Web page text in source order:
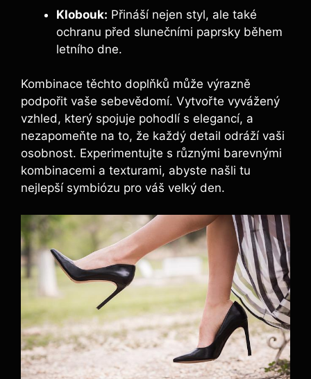
Klobouk: Přináší nejen styl, ale také
ochranu před slunečními paprsky během
letního dne.
Kombinace těchto doplňků může výrazně
podpořit vaše sebevědomí. Vytvořte vyvážený
vzhled, který spojuje pohodlí s elegancí, a
nezapomeňte na to, že každý detail odráží vaši
osobnost. Experimentujte s různými barevnými
kombinacemi a texturami, abyste našli tu
nejlepší symbiózu pro váš velký den.